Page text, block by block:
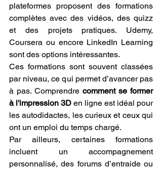
plateformes proposent des formations
complètes avec des vidéos, des quizz
et des projets pratiques. Udemy,
Coursera ou encore LinkedIn Learning
sont des options intéressantes.
Ces formations sont souvent classées
par niveau, ce qui permet d’avancer pas
à pas. Comprendre comment se former
à l'impression 3D en ligne est idéal pour
les autodidactes, les curieux et ceux qui
ont un emploi du temps chargé.
Par ailleurs, certaines formations
incluent un accompagnement
personnalisé, des forums d’entraide ou